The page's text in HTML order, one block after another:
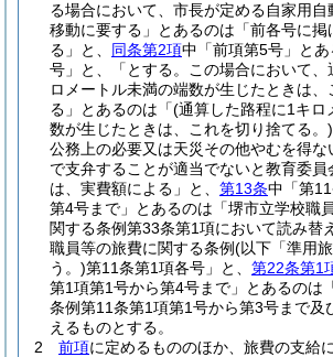
る場合において、市長が定める自家用自
移動に要する」とあるのは「前各号に掲
る」と、 同条第2項中「前項第5号」と
号」と、「とする。この場合において、
ロメートル未満の端数が生じたときは、
る」とあるのは「(通算した路程に1キロ
数が生じたときは、これを切り捨てる。)
公務上の必要又は天災その他やむを得な
で支弁することが適当でないと教育委員
は、実費額による」と、 第13条中「第
第4号まで」とあるのは「堺市立学校職
関する条例第33条第1項において読み替
職員等の旅費に関する条例(以下「準用
う。)第11条第1項各号」と、 第22条第1
第1項第1号から第4号まで」とあるのは
条例第11条第1項第1号から第3号まで及
えるものとする。
2
前項に定めるもののほか、旅費の支給